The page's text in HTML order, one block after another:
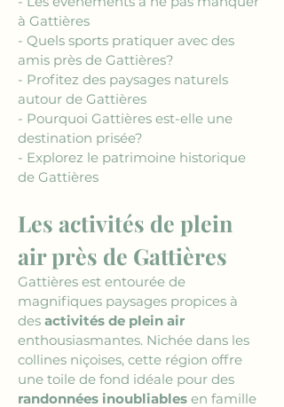
à Gattières
- Quels sports pratiquer avec des
amis près de Gattières?
- Profitez des paysages naturels
autour de Gattières
- Pourquoi Gattières est-elle une
destination prisée?
- Explorez le patrimoine historique
de Gattières
Les activités de plein
air près de Gattières
Gattières est entourée de
magnifiques paysages propices à
des activités de plein air
enthousiasmantes. Nichée dans les
collines niçoises, cette région offre
une toile de fond idéale pour des
randonnées inoubliables en famille